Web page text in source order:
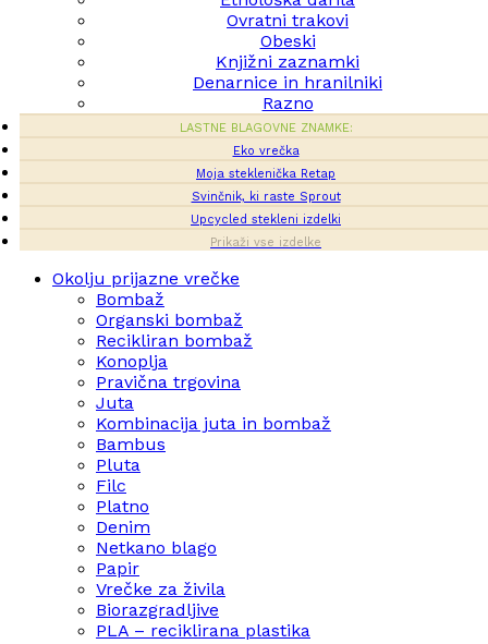
Ovratni trakovi
Obeski
Knjižni zaznamki
Denarnice in hranilniki
Razno
LASTNE BLAGOVNE ZNAMKE:
Eko vrečka
Moja steklenička Retap
Svinčnik, ki raste Sprout
Upcycled stekleni izdelki
Prikaži vse izdelke
Okolju prijazne vrečke
Bombaž
Organski bombaž
Recikliran bombaž
Konoplja
Pravična trgovina
Juta
Kombinacija juta in bombaž
Bambus
Pluta
Filc
Platno
Denim
Netkano blago
Papir
Vrečke za živila
Biorazgradljive
PLA – reciklirana plastika